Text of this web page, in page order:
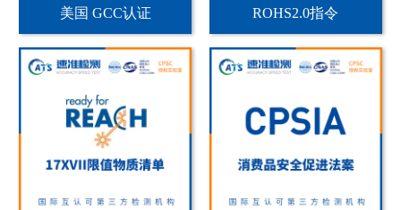
美国 GCC认证 ROHS2.0指令